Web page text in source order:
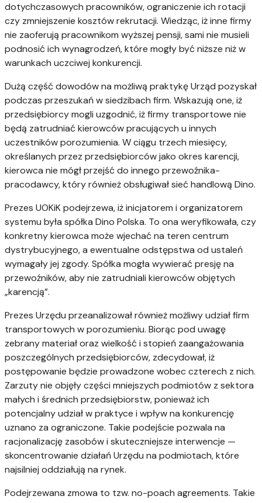
dotychczasowych pracowników, ograniczenie ich rotacji
czy zmniejszenie kosztów rekrutacji. Wiedząc, iż inne firmy
nie zaoferują pracownikom wyższej pensji, sami nie musieli
podnosić ich wynagrodzeń, które mogły być niższe niż w
warunkach uczciwej konkurencji.
Dużą część dowodów na możliwą praktykę Urząd pozyskał
podczas przeszukań w siedzibach firm. Wskazują one, iż
przedsiębiorcy mogli uzgodnić, iż firmy transportowe nie
będą zatrudniać kierowców pracujących u innych
uczestników porozumienia. W ciągu trzech miesięcy,
określanych przez przedsiębiorców jako okres karencji,
kierowca nie mógł przejść do innego przewoźnika-
pracodawcy, który również obsługiwał sieć handlową Dino.
Prezes UOKiK podejrzewa, iż inicjatorem i organizatorem
systemu była spółka Dino Polska. To ona weryfikowała, czy
konkretny kierowca może wjechać na teren centrum
dystrybucyjnego, a ewentualne odstępstwa od ustaleń
wymagały jej zgody. Spółka mogła wywierać presję na
przewoźników, aby nie zatrudniali kierowców objętych
„karencją”.
Prezes Urzędu przeanalizował również możliwy udział firm
transportowych w porozumieniu. Biorąc pod uwagę
zebrany materiał oraz wielkość i stopień zaangażowania
poszczególnych przedsiębiorców, zdecydował, iż
postępowanie będzie prowadzone wobec czterech z nich.
Zarzuty nie objęły części mniejszych podmiotów z sektora
małych i średnich przedsiębiorstw, ponieważ ich
potencjalny udział w praktyce i wpływ na konkurencję
uznano za ograniczone. Takie podejście pozwala na
racjonalizację zasobów i skuteczniejsze interwencje —
skoncentrowanie działań Urzędu na podmiotach, które
najsilniej oddziałują na rynek.
Podejrzewana zmowa to tzw. no-poach agreements. Takie